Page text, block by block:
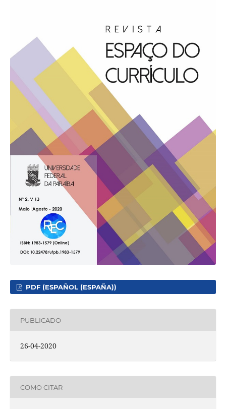
PDF (ESPAÑOL (ESPAÑA))
PUBLICADO
26-04-2020
COMO CITAR